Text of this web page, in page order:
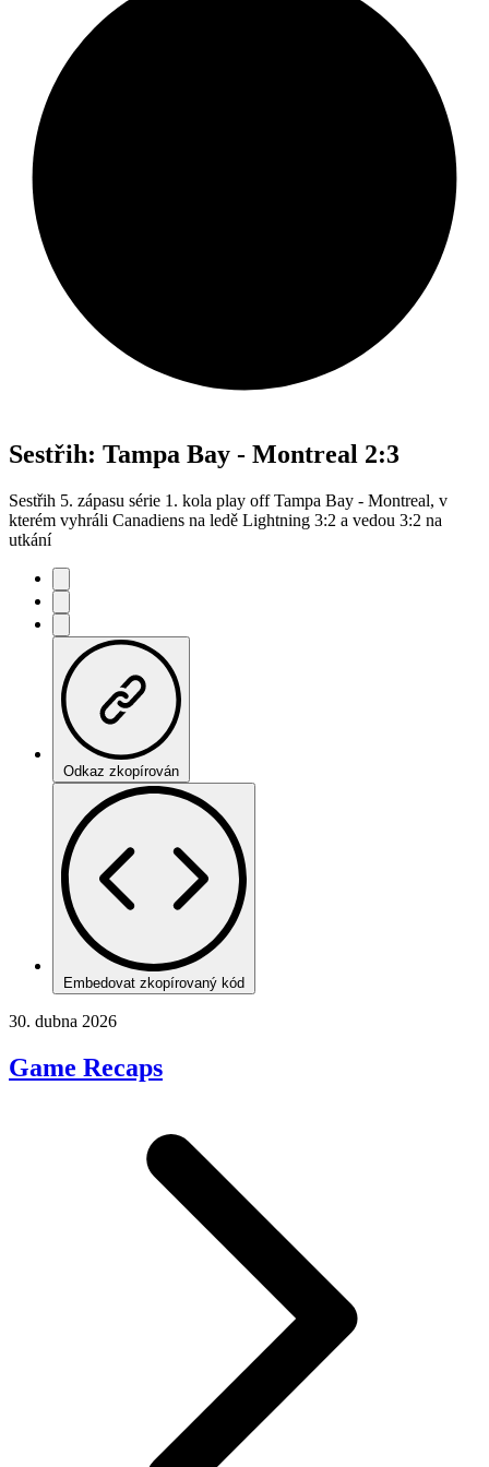
Sestřih: Tampa Bay - Montreal 2:3
Sestřih 5. zápasu série 1. kola play off Tampa Bay - Montreal, v
kterém vyhráli Canadiens na ledě Lightning 3:2 a vedou 3:2 na
utkání
Odkaz zkopírován
Embedovat zkopírovaný kód
30. dubna 2026
Game Recaps